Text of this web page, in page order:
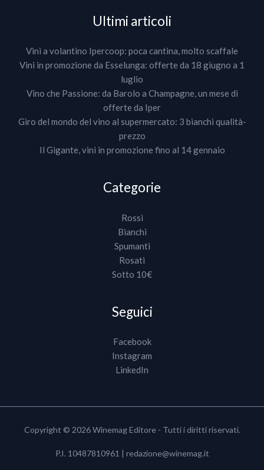
Ultimi articoli
Vini a volantino Ipercoop: poca cantina, molto scaffale
Vini in promozione da Esselunga: offerte da 18 giugno a 1
luglio
Vino che Passione: da Barolo a Champagne, un mese di
offerte da Iper
Giro del mondo del vino al supermercato: 3 bianchi qualità-
prezzo
Il Gigante, vini in promozione fino al 14 gennaio
Categorie
Rossi
Bianchi
Spumanti
Rosati
Sotto 10€
Seguici
Facebook
Instagram
LinkedIn
Copyright © 2026 Winemag Editore - Tutti i diritti riservati.
P.I. 10487810961 | redazione@winemag.it